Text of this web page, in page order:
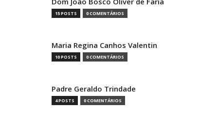
15 POSTS 0 COMENTÁRIOS
Maria Regina Canhos Valentin
10 POSTS 0 COMENTÁRIOS
Padre Geraldo Trindade
4 POSTS 0 COMENTÁRIOS